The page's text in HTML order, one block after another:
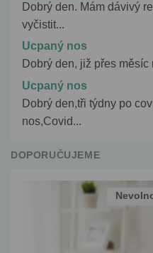
Dobrý den. Mám dávivý
vyčistit...
Ucpaný nos
Dobrý den, již přes
Ucpaný nos
Dobrý den,tři týdny po
nos,Covid...
DOPORUČUJEME